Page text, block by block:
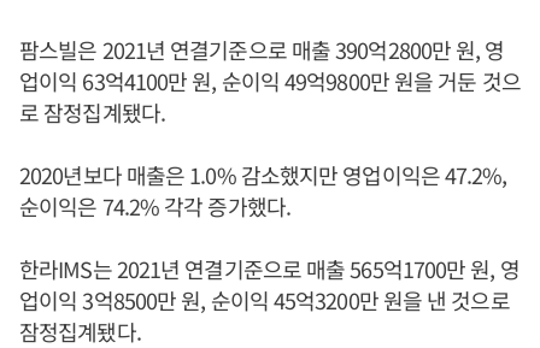
팜스빌은 2021년 연결기준으로 매출 390억2800만 원, 영
업이익 63억4100만 원, 순이익 49억9800만 원을 거둔 것으
로 잠정집계됐다.
2020년보다 매출은 1.0% 감소했지만 영업이익은 47.2%,
순이익은 74.2% 각각 증가했다.
한라IMS는 2021년 연결기준으로 매출 565억1700만 원, 영
업이익 3억8500만 원, 순이익 45억3200만 원을 낸 것으로
잠정집계됐다.